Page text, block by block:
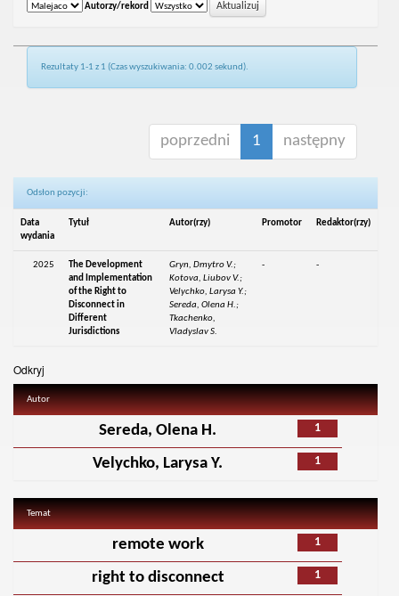
Autorzy/rekord
Rezultaty 1-1 z 1 (Czas wyszukiwania: 0.002 sekund).
poprzedni 1 następny
Odsłon pozycji:
Data
wydania
Tytuł Autor(rzy) Promotor Redaktor(rzy)
2025
The Development
and Implementation
of the Right to
Disconnect in
Different
Jurisdictions
Gryn, Dmytro V.;
Kotova, Liubov V.;
Velychko, Larysa Y.;
Sereda, Olena H.;
Tkachenko,
Vladyslav S.
- -
Odkryj
Autor
1
Sereda, Olena H.
1
Velychko, Larysa Y.
Temat
1
remote work
1
right to disconnect